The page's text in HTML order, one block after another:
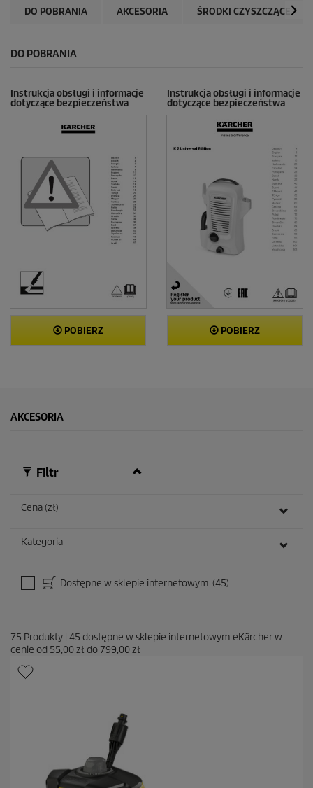
R
e
n
DO POBRANIA AKCESORIA ŚRODKI CZYSZCZĄCE
DO POBRANIA
Instrukcja obsługi i informacje
dotyczące bezpieczeństwa
POBIERZ
Instrukcja obsługi i informacje
dotyczące bezpieczeństwa
POBIERZ
AKCESORIA
Filtr
Cena (zł)
Kategoria
Dostępne w sklepie internetowym (45)
75 Produkty | 45 dostępne w sklepie internetowym eKärcher w
cenie od 55,00 zł do 799,00 zł